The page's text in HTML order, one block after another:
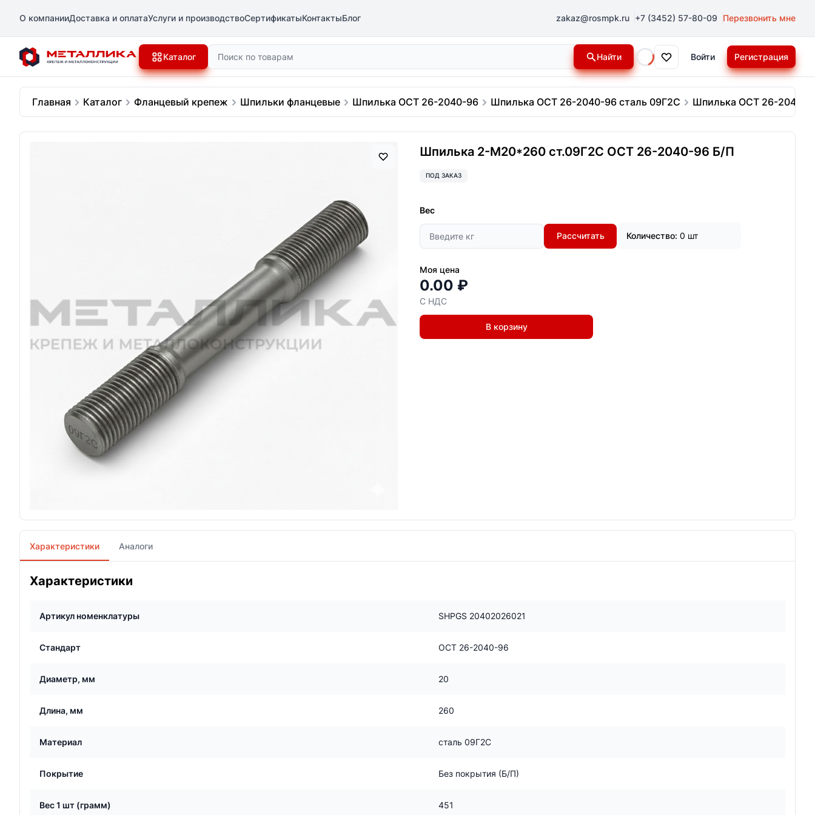
О компанииДоставка и оплатаУслуги и производствоСертификатыКонтактыБлог zakaz@rosmpk.ru +7 (3452) 57-80-09 Перезвонить мне
Каталог Поиск Найти
Loading...
Войти Регистрация
Главная Каталог Фланцевый крепеж Шпильки фланцевые Шпилька ОСТ 26-2040-96 Шпилька ОСТ 26-2040-96 сталь 09Г2С Шпилька ОСТ 26-2040-
Шпилька 2-М20*260 ст.09Г2С ОСТ 26-2040-96 Б/П
ПОД ЗАКАЗ
Вес
Рассчитать Количество: 0 шт
Моя цена
0.00 ₽
С НДС
В корзину
Характеристики Аналоги
Характеристики
Артикул номенклатуры SHPGS 20402026021
Стандарт ОСТ 26-2040-96
Диаметр, мм 20
Длина, мм 260
Материал сталь 09Г2С
Покрытие Без покрытия (Б/П)
Вес 1 шт (грамм) 451